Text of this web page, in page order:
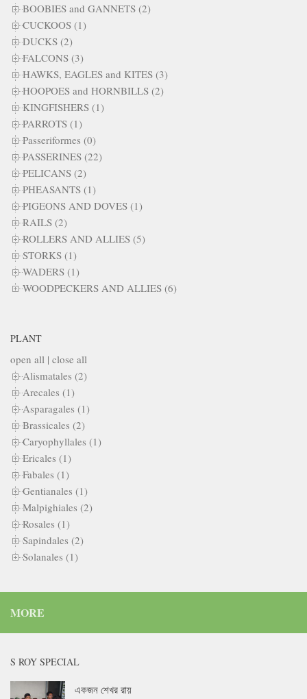
BOOBIES and GANNETS (2)
CUCKOOS (1)
DUCKS (2)
FALCONS (3)
HAWKS, EAGLES and KITES (3)
HOOPOES and HORNBILLS (2)
KINGFISHERS (1)
PARROTS (1)
Passeriformes (0)
PASSERINES (22)
PELICANS (2)
PHEASANTS (1)
PIGEONS AND DOVES (1)
RAILS (2)
ROLLERS AND ALLIES (5)
STORKS (1)
WADERS (1)
WOODPECKERS AND ALLIES (6)
PLANT
open all | close all
Alismatales (2)
Arecales (1)
Asparagales (1)
Brassicales (2)
Caryophyllales (1)
Ericales (1)
Fabales (1)
Gentianales (1)
Malpighiales (2)
Rosales (1)
Sapindales (2)
Solanales (1)
MORE
S ROY SPECIAL
একজন শেখর রায়